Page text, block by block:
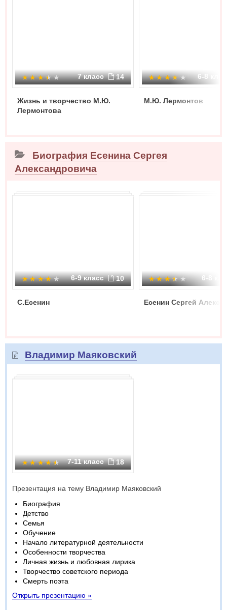
7 класс 14
Жизнь и творчество М.Ю.
Лермонтова
6-8
М.Ю. Лермонтов
Биография Есенина Сергея
Александровича
6-9 класс 10
С.Есенин
6-8
Есенин Сергей
Владимир Маяковский
7-11 класс 18
Презентация на тему Владимир Маяковский
Биография
Детство
Семья
Обучение
Начало литературной деятельности
Особенности творчества
Личная жизнь и любовная лирика
Творчество советского периода
Смерть поэта
Открыть презентацию »